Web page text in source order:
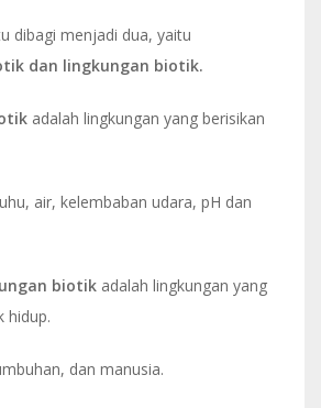
dibagi menjadi dua, yaitu
dan lingkungan biotik.
adalah lingkungan yang berisikan
air, kelembaban udara, pH dan
biotik adalah lingkungan yang
hidup.
dan manusia.